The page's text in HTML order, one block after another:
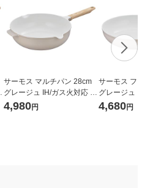
サーモス マルチパン 28cm
グレージュ IH/ガス火対応 K
FOー028W GG1個 深型設計
4,980円
サーモス フラ
グレージュ IH/
FO-028 GG 1
4,680円